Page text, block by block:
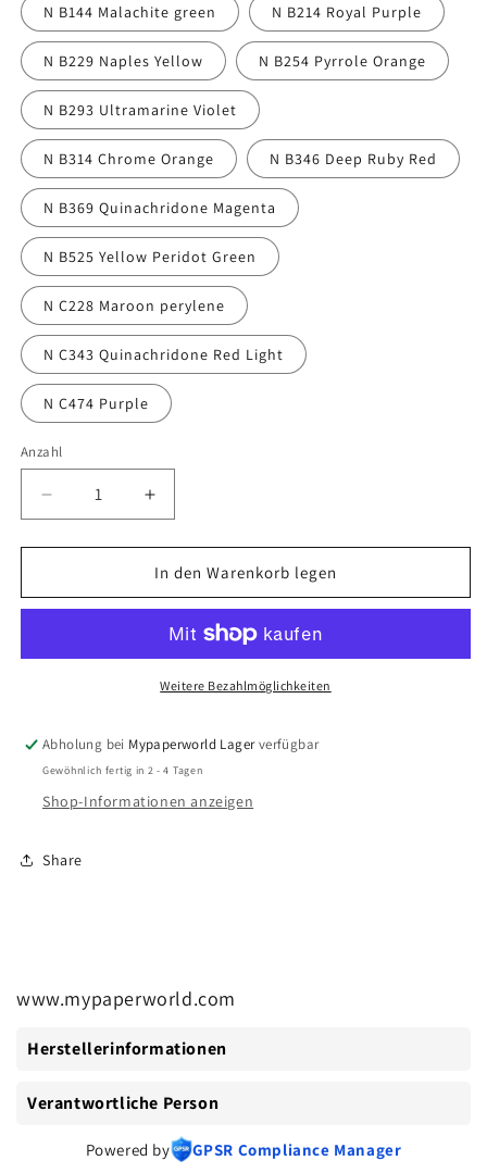
N B144 Malachite green N B214 Royal Purple
N B229 Naples Yellow N B254 Pyrrole Orange
N B293 Ultramarine Violet
N B314 Chrome Orange N B346 Deep Ruby Red
N B369 Quinachridone Magenta
N B525 Yellow Peridot Green
N C228 Maroon perylene
N C343 Quinachridone Red Light
N C474 Purple
Anzahl
Anzahl
Verringere
die
Menge
Paul
feine
Aquarellfarben,
Tube
Erhöhe
die
Menge
für
Paul
extra-
feine
Aquarellfarben,
Tube
In den Warenkorb legen
Weitere Bezahlmöglichkeiten
Abholung bei Mypaperworld Lagerverfügbar
Gewöhnlich fertig in 2 - 4 Tagen
Shop-Informationen anzeigen
Share
www.mypaperworld.com
Herstellerinformationen
Verantwortliche Person
Powered by GPSR Compliance Manager